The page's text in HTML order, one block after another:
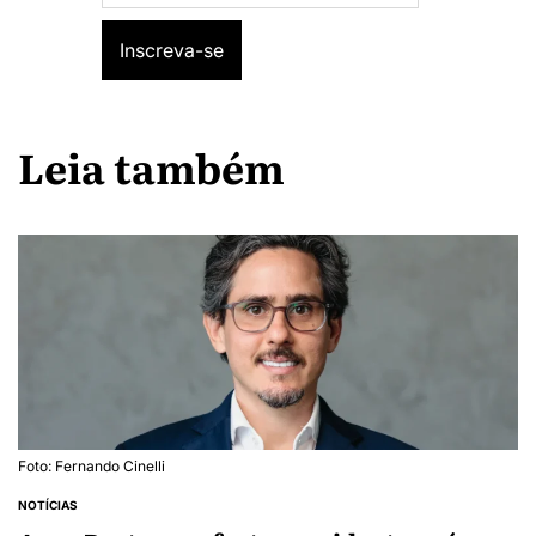
Leia também
Foto: Fernando Cinelli
NOTÍCIAS